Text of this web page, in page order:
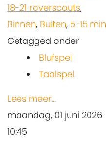
18-21 roverscouts,
Binnen, Buiten, 5-15 min
Getagged onder
Blufspel
Taalspel
Lees meer...
maandag, 01 juni 2026
10:45